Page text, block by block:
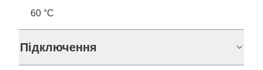
60 °C
Підключення